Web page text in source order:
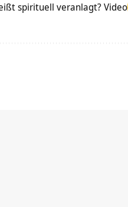
spirituell veranlagt? Video